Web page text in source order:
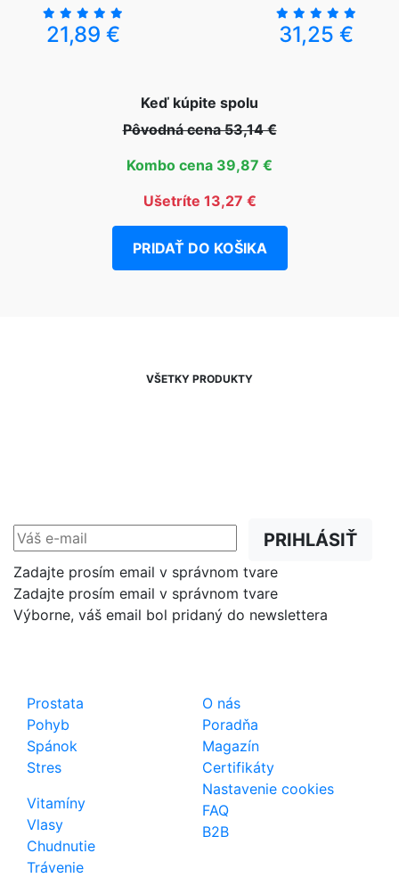
21,89 € 31,25 €
Keď kúpite spolu
Pôvodná cena 53,14 €
Kombo cena 39,87 €
Ušetríte 13,27 €
PRIDAŤ DO KOŠIKA
VŠETKY PRODUKTY
PRIHLÁSIŤ
Zadajte prosím email v správnom tvare
Zadajte prosím email v správnom tvare
Výborne, váš email bol pridaný do newslettera
Prostata
Pohyb
Spánok
Stres
Vitamíny
Vlasy
Chudnutie
Trávenie
O nás
Poradňa
Magazín
Certifikáty
Nastavenie cookies
FAQ
B2B